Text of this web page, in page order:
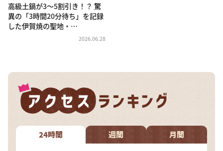
朝だ！生です旅サラダ
教えて！ニュースライブ 正義のミカタ
ザキ山小屋本館
ぺこぱのまるスポ
アナ回覧板
高級土鍋が3〜5割引き！？ 驚
異の「3時間20分待ち」を記録
した伊賀焼の聖地・…
2026.06.28
24時間 週間 月間